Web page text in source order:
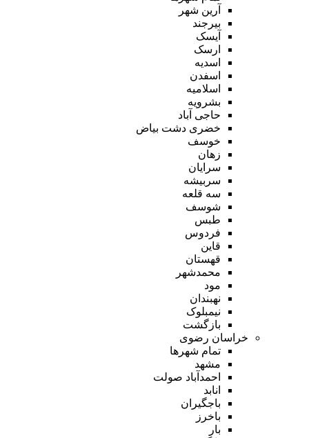
آرین شهر
بیرجند
آیسک
ارسک
اسدیه
اسفدن
اسلامیه
بشرویه
حاجی آباد
خضری دشت بیاض
خوسف
زهان
سرایان
سربیشه
سه قلعه
شوسف
طبس
فردوس
قاین
قهستان
محمدشهر
مود
نهبندان
نیمبلوک
بازگشت
خراسان رضوی
تمام شهر‌ها
مشهد
احمدآباد صولت
انابد
باجگیران
باخرز
بار